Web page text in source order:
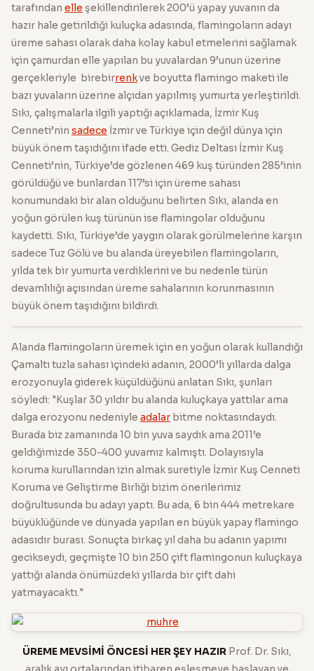
tarafından elle şekillendirilerek 200’ü yapay yuvanın da
hazır hale getirildiği kuluçka adasında, flamingoların adayı
üreme sahası olarak daha kolay kabul etmelerini sağlamak
için çamurdan elle yapılan bu yuvalardan 9’unun üzerine
gerçekleriyle birebirrenkve boyutta flamingo maketi ile
bazı yuvaların üzerine alçıdan yapılmış yumurta yerleştirildi.
Sıkı, çalışmalarla ilgili yaptığı açıklamada, İzmir Kuş
Cenneti’nin sadece İzmir ve Türkiye için değil dünya için
büyük önem taşıdığını ifade etti. Gediz Deltası İzmir Kuş
Cenneti’nin, Türkiye’de gözlenen 469 kuş türünden 285’inin
görüldüğü ve bunlardan 117’si için üreme sahası
konumundaki bir alan olduğunu belirten Sıkı, alanda en
yoğun görülen kuş türünün ise flamingolar olduğunu
kaydetti. Sıkı, Türkiye’de yaygın olarak görülmelerine karşın
sadece Tuz Gölü ve bu alanda üreyebilen flamingoların,
yılda tek bir yumurta verdiklerini ve bu nedenle türün
devamlılığı açısından üreme sahalarının korunmasının
büyük önem taşıdığını bildirdi.
Alanda flamingoların üremek için en yoğun olarak kullandığı
Çamaltı tuzla sahası içindeki adanın, 2000’li yıllarda dalga
erozyonuyla giderek küçüldüğünü anlatan Sıkı, şunları
söyledi: "Kuşlar 30 yıldır bu alanda kuluçkaya yattılar ama
dalga erozyonu nedeniyle adalar bitme noktasındaydı.
Burada biz zamanında 10 bin yuva saydık ama 2011’e
geldiğimizde 350-400 yuvamız kalmıştı. Dolayısıyla
koruma kurullarından izin almak suretiyle İzmir Kuş Cenneti
Koruma ve Geliştirme Birliği bizim önerilerimiz
doğrultusunda bu adayı yaptı. Bu ada, 6 bin 444 metrekare
büyüklüğünde ve dünyada yapılan en büyük yapay flamingo
adasıdır burası. Sonuçta birkaç yıl daha bu adanın yapımı
gecikseydi, geçmişte 10 bin 250 çift flamingonun kuluçkaya
yattığı alanda önümüzdeki yıllarda bir çift dahi
yatmayacaktı."
ÜREME MEVSİMİ ÖNCESİ HER ŞEY HAZIR Prof. Dr. Sıkı,